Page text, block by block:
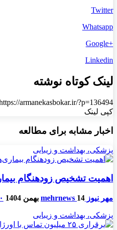
Twitter
Whatsapp
+Google
Linkedin
لینک کوتاه نوشته
armanekasbokar.ir/?p=136494
کپی لینک
اخبار مشابه برای مطالعه
پزشکی، بهداشت و زیبایی
اهمیت تشخیص زودهنگام
مهر نیوز mehrnews 14 بهمن 1404 ۰
پزشکی، بهداشت و زیبایی